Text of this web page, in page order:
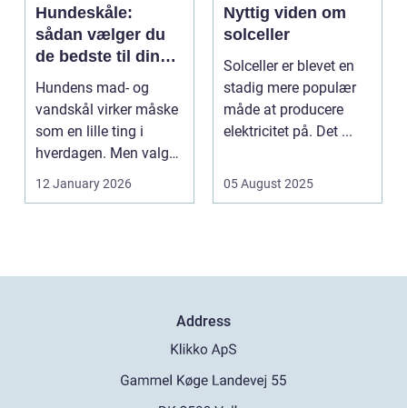
Hundeskåle:
sådan vælger du
de bedste til din
hund
Hundens mad- og
vandskål virker måske
som en lille ting i
hverdagen. Men valg
af sk&arin...
12 January 2026
Nyttig viden om
solceller
Solceller er blevet en
stadig mere populær
måde at producere
elektricitet på. Det ...
05 August 2025
Address